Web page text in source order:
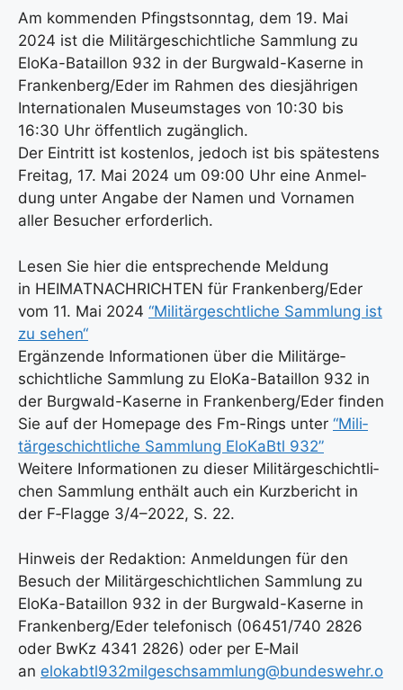
Am kom­men­den Pfingst­sonn­tag, dem 19. Mai
2024 ist die Mili­tär­ge­schicht­li­che Samm­lung zu
Elo­Ka-Batail­lon 932 in der Burg­wald-Kaser­ne in
Frankenberg/Eder im Rah­men des dies­jäh­ri­gen
Inter­na­tio­na­len Muse­ums­ta­ges von 10:30 bis
16:30 Uhr öffent­lich zugäng­lich.
Der Ein­tritt ist kos­ten­los, jedoch ist bis spä­tes­tens
Frei­tag, 17. Mai 2024 um 09:00 Uhr eine Anmel­
dung unter Anga­be der Namen und Vor­na­men
aller Besu­cher erfor­der­lich.
Lesen Sie hier die ent­spre­chen­de Mel­dung
in HEIMATNACHRICHTEN für Frankenberg/Eder
vom 11. Mai 2024 “Mili­tär­gescht­li­che Samm­lung ist
zu sehen“
Ergän­zen­de Infor­ma­tio­nen über die Mili­tär­ge­
schicht­li­che Samm­lung zu Elo­Ka-Batail­lon 932 in
der Burg­wald-Kaser­ne in Frankenberg/Eder fin­den
Sie auf der Home­page des Fm-Rings unter “Mili­
tär­ge­schicht­li­che Samm­lung EloK­a­Btl 932”
Wei­te­re Infor­ma­tio­nen zu die­ser Mili­tär­ge­schicht­li­
chen Samm­lung ent­hält auch ein Kurz­be­richt in
der F‑Flagge 3/4–2022, S. 22.
Hin­weis der Redak­ti­on: Anmel­dun­gen für den
Besuch der Mili­tär­ge­schicht­li­chen Samm­lung zu
Elo­Ka-Batail­lon 932 in der Burg­wald-Kaser­ne in
Frankenberg/Eder tele­fo­nisch (06451/740 2826
oder BwKz 4341 2826) oder per E‑Mail
an elokabtl932milgeschsammlung@bundeswehr.o